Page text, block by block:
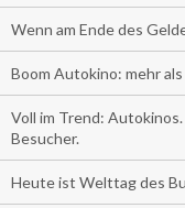
Wenn am Ende des
Boom Autokino: mehr
Voll im Trend:
Besucher.
Heute ist Welttag des